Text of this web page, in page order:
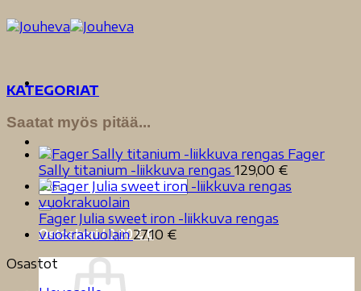
to
Etsi:
Ostoskori /0,00€ 0
KATEGORIAT
Saatat myös pitää...
Fager
Sally titanium -liikkuva rengas 129,00 €
Fager Julia sweet iron -liikkuva rengas
vuokrakuolain 27,10 €
Osastot